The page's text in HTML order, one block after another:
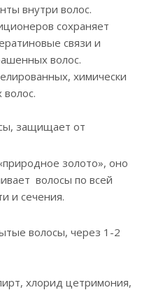
внутри волос.
сохраняет
связи и
волос.
химически
защищает от
золото», оно
волосы по всей
и сечения.
волосы, через 1-2
хлорид цетримония,